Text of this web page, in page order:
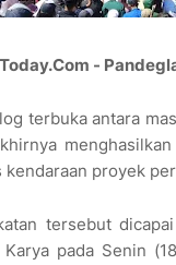
-
terbuka antara
kendaraan proyek
tersebut
Karya pada Senin